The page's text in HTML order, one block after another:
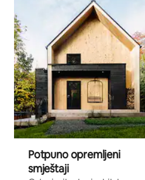
Potpuno opremljeni
smještaji